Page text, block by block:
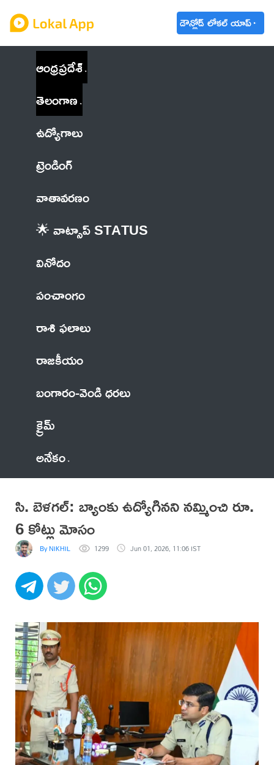
డౌన్లోడ్ లోకల్ యాప్
ఆంధ్రప్రదేశ్
తెలంగాణ
ఉద్యోగాలు
ట్రెండింగ్
వాతావరణం
🌟 వాట్సాప్ STATUS
వినోదం
పంచాంగం
రాశి ఫలాలు
రాజకీయం
బంగారం-వెండి ధరలు
క్రైమ్
అనేకం
సి. బెళగల్: బ్యాంకు ఉద్యోగినని నమ్మించి రూ.
6 కోట్లు మోసం
By NIKHIL 1299 Jun 01, 2026, 11:06 IST